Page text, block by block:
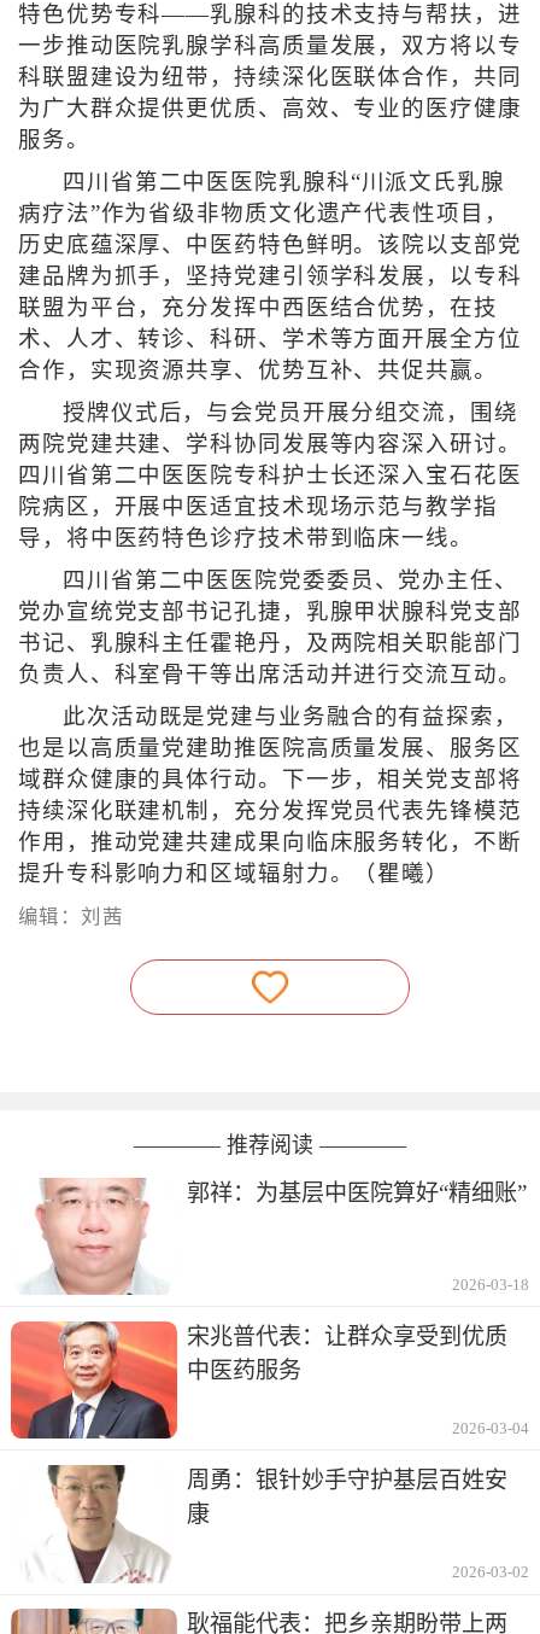
特色优势专科——乳腺科的技术支持与帮扶，进
一步推动医院乳腺学科高质量发展，双方将以专
科联盟建设为纽带，持续深化医联体合作，共同
为广大群众提供更优质、高效、专业的医疗健康
服务。
四川省第二中医医院乳腺科“川派文氏乳腺
病疗法”作为省级非物质文化遗产代表性项目，
历史底蕴深厚、中医药特色鲜明。该院以支部党
建品牌为抓手，坚持党建引领学科发展，以专科
联盟为平台，充分发挥中西医结合优势，在技
术、人才、转诊、科研、学术等方面开展全方位
合作，实现资源共享、优势互补、共促共赢。
授牌仪式后，与会党员开展分组交流，围绕
两院党建共建、学科协同发展等内容深入研讨。
四川省第二中医医院专科护士长还深入宝石花医
院病区，开展中医适宜技术现场示范与教学指
导，将中医药特色诊疗技术带到临床一线。
四川省第二中医医院党委委员、党办主任、
党办宣统党支部书记孔捷，乳腺甲状腺科党支部
书记、乳腺科主任霍艳丹，及两院相关职能部门
负责人、科室骨干等出席活动并进行交流互动。
此次活动既是党建与业务融合的有益探索，
也是以高质量党建助推医院高质量发展、服务区
域群众健康的具体行动。下一步，相关党支部将
持续深化联建机制，充分发挥党员代表先锋模范
作用，推动党建共建成果向临床服务转化，不断
提升专科影响力和区域辐射力。（瞿曦）
编辑：刘茜
———— 推荐阅读 ————
郭祥：为基层中医院算好“精细账”
2026-03-18
宋兆普代表：让群众享受到优质
中医药服务
2026-03-04
周勇：银针妙手守护基层百姓安
康
2026-03-02
耿福能代表：把乡亲期盼带上两